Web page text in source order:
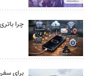
چرا باتری
برای